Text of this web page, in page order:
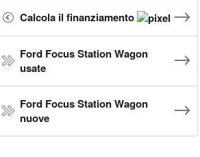
Calcola il finanziamento
Ford Focus Station Wagon
usate
Ford Focus Station Wagon
nuove